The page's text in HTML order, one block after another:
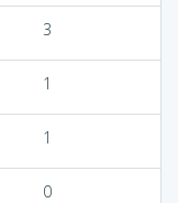
3
1
1
0